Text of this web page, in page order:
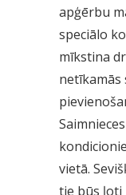
apģērbu
speciālo
mīkstina
netīkamās
vietā.
tie būs ļoti